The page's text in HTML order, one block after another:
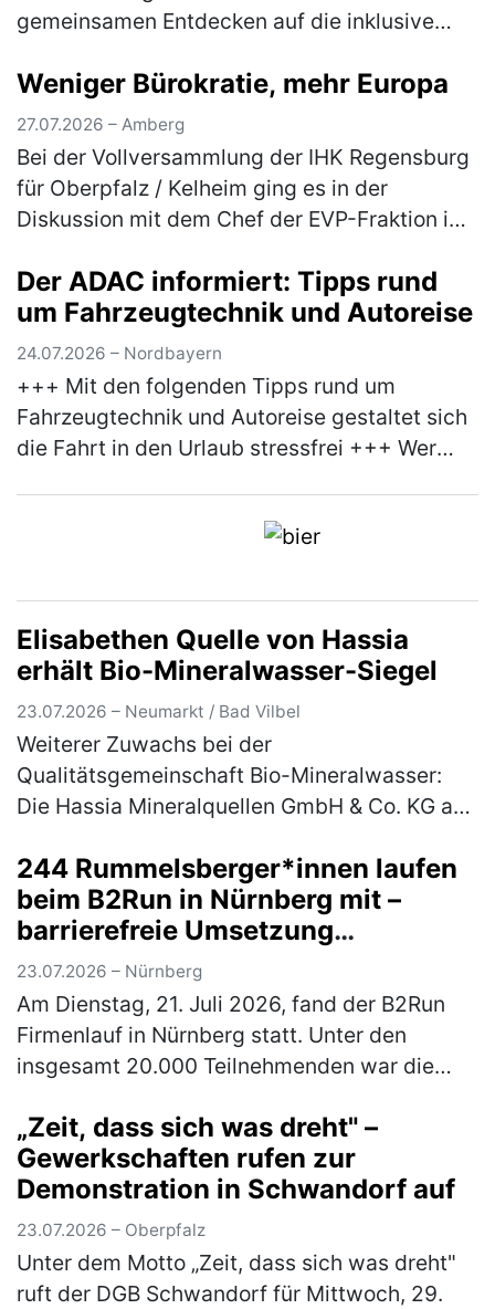
gemeinsamen Entdecken auf die inklusive
ein Dem Element Wasser gehen die
Teilnehmer*innen am Mitt…
Weniger Bürokratie, mehr Europa
27.07.2026 – Amberg
Bei der Vollversammlung der IHK Regensburg
für Oberpfalz / Kelheim ging es in der
Diskussion mit dem Chef der EVP-Fraktion im
mehr Praxisnähe bei der EU-Polit…(mehr)
Der ADAC informiert: Tipps rund
um Fahrzeugtechnik und Autoreise
24.07.2026 – Nordbayern
+++ Mit den folgenden Tipps rund um
Fahrzeugtechnik und Autoreise gestaltet sich
die Fahrt in den Urlaub stressfrei +++ Wer
Elisabethen Quelle von Hassia
erhält Bio-Mineralwasser-Siegel
23.07.2026 – Neumarkt / Bad Vilbel
Weiterer Zuwachs bei der
Qualitätsgemeinschaft Bio-Mineralwasser:
Die Hassia Mineralquellen GmbH & Co. KG aus
Mineralwassermarke „Elisabethen Quelle“ das
begehrte…(mehr)
244 Rummelsberger*innen laufen
beim B2Run in Nürnberg mit –
barrierefreie Umsetzung
ermöglichte Rollstuhlfahrer*innen
Teilnahme am Firmenlauf
23.07.2026 – Nürnberg
Am Dienstag, 21. Juli 2026, fand der B2Run
Firmenlauf in Nürnberg statt. Unter den
insgesamt 20.000 Teilnehmenden war die
engagierten Team von 244 Läufer*innen so
star…(mehr)
„Zeit, dass sich was dreht" –
Gewerkschaften rufen zur
Demonstration in Schwandorf auf
23.07.2026 – Oberpfalz
Unter dem Motto „Zeit, dass sich was dreht"
ruft der DGB Schwandorf für Mittwoch, 29.